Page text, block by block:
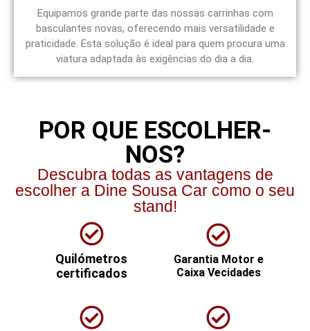
Equipamos grande parte das nossas carrinhas com
basculantes novas, oferecendo mais versatilidade e
praticidade. Esta solução é ideal para quem procura uma
viatura adaptada às exigências do dia a dia.
POR QUE ESCOLHER-
NOS?
Descubra todas as vantagens de
escolher a Dine Sousa Car como o seu
stand!
Quilómetros
certificados
Garantia Motor e
Caixa Vecidades